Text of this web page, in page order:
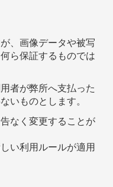
、画像データや被写
ら保証するものでは
者が弊所へ支払った
いものとします。
なく変更することが
い利用ルールが適用